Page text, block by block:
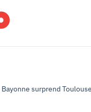
Bayonne surprend